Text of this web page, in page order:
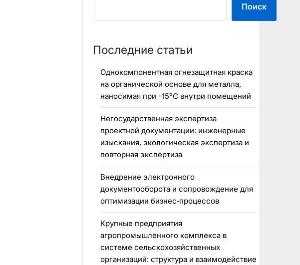
Поиск
Последние статьи
Однокомпонентная огнезащитная краска
на органической основе для металла,
наносимая при -15°C внутри помещений
Негосударственная экспертиза
проектной документации: инженерные
изыскания, экологическая экспертиза и
повторная экспертиза
Внедрение электронного
документооборота и сопровождение для
оптимизации бизнес‑процессов
Крупные предприятия
агропромышленного комплекса в
системе сельскохозяйственных
организаций: структура и взаимодействие